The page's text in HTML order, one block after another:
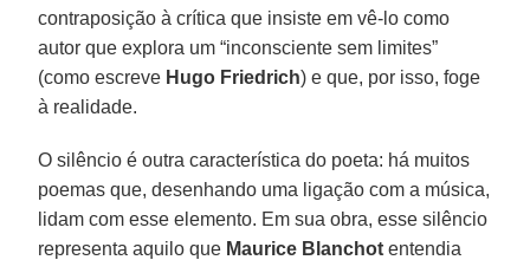
contraposição à crítica que insiste em vê-lo como
autor que explora um “inconsciente sem limites”
(como escreve Hugo Friedrich) e que, por isso, foge
à realidade.
O silêncio é outra característica do poeta: há muitos
poemas que, desenhando uma ligação com a música,
lidam com esse elemento. Em sua obra, esse silêncio
representa aquilo que Maurice Blanchot entendia